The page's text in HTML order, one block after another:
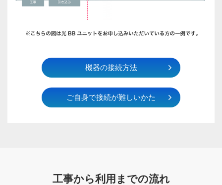
機器の接続方法
ご自身で接続が難しいかた
工事から利用までの流れ